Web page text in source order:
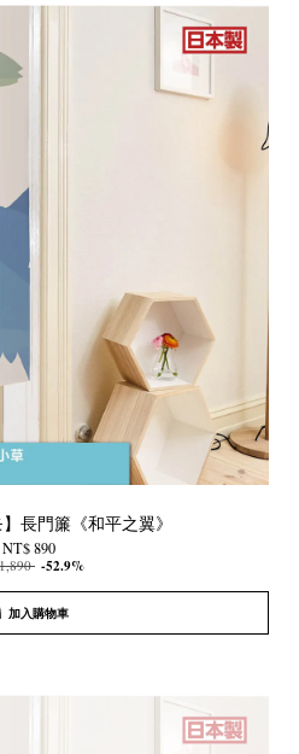
長門簾《和平之翼》
NT$ 890
-52.9%
加入購物車